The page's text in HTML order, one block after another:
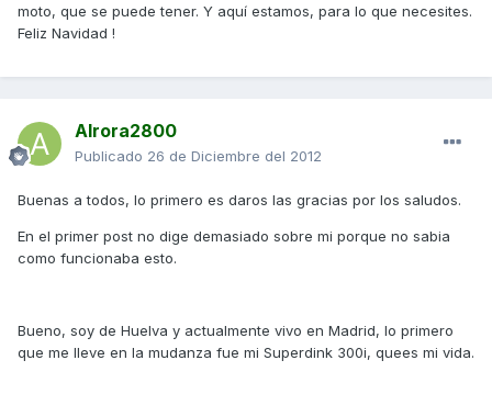
moto, que se puede tener. Y aquí estamos, para lo que necesites.
Feliz Navidad !
Alrora2800
Publicado 26 de Diciembre del 2012
Buenas a todos, lo primero es daros las gracias por los saludos.
En el primer post no dige demasiado sobre mi porque no sabia
como funcionaba esto.
Bueno, soy de Huelva y actualmente vivo en Madrid, lo primero
que me lleve en la mudanza fue mi Superdink 300i, quees mi vida.